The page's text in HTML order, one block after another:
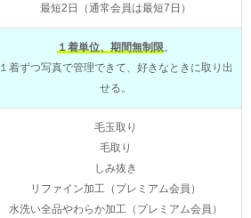
最短2日（通常会員は最短7日）
１着単位、期間無制限。
１着ずつ写真で管理できて、好きなときに取り出
せる。
毛玉取り
毛取り
しみ抜き
リファイン加工（プレミアム会員）
水洗い全品やわらか加工（プレミアム会員）